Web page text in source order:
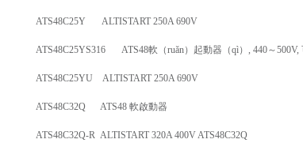
ATS48C25Y ALTISTART 250A 690V
ATS48C25YS316 ATS48軟（ruǎn）起動器（qì）, 440～500V,
ATS48C25YU ALTISTART 250A 690V
ATS48C32Q ATS48 軟啟動器
ATS48C32Q-R ALTISTART 320A 400V ATS48C32Q